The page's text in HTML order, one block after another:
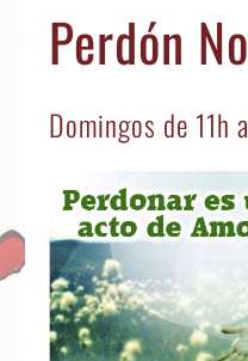
Perdón
Domingos de 11h